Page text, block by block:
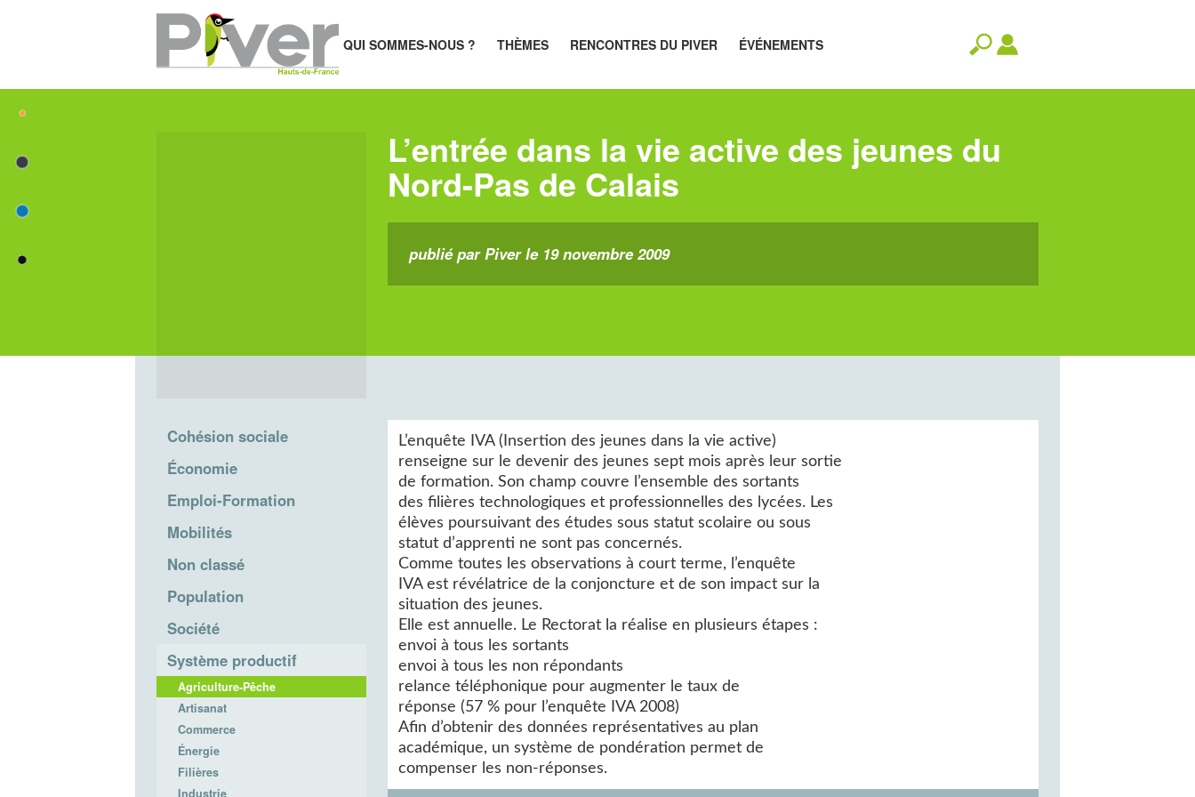
QUI SOMMES-NOUS ? THÈMES RENCONTRES DU PIVER ÉVÉNEMENTS
L’entrée dans la vie active des jeunes du
Nord-Pas de Calais
publié par Piver le 19 novembre 2009
Cohésion sociale
Économie
Emploi-Formation
Mobilités
Non classé
Population
Société
Système productif
Agriculture-Pêche
Artisanat
Commerce
Énergie
Filières
Industrie
L’enquête IVA (Insertion des jeunes dans la vie active)
renseigne sur le devenir des jeunes sept mois après leur sortie
de formation. Son champ couvre l’ensemble des sortants
des filières technologiques et professionnelles des lycées. Les
élèves poursuivant des études sous statut scolaire ou sous
statut d’apprenti ne sont pas concernés.
Comme toutes les observations à court terme, l’enquête
IVA est révélatrice de la conjoncture et de son impact sur la
situation des jeunes.
Elle est annuelle. Le Rectorat la réalise en plusieurs étapes :
envoi à tous les sortants
envoi à tous les non répondants
relance téléphonique pour augmenter le taux de
réponse (57 % pour l’enquête IVA 2008)
Afin d’obtenir des données représentatives au plan
académique, un système de pondération permet de
compenser les non-réponses.